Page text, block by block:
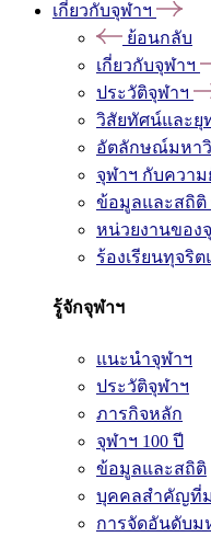
เกี่ยวกับจุฬาฯ
ย้อนกลับ
เกี่ยวกับจุฬาฯ
ประวัติจุฬาฯ
วิสัยทัศน์และยุ
อัตลักษณ์มหา
จุฬาฯ กับความ
ข้อมูลและสถิติ
หน่วยงานของ
ร้องเรียนทุจริ
รู้จักจุฬาฯ
แนะนำจุฬาฯ
ประวัติจุฬาฯ
ภารกิจหลัก
จุฬาฯ 100 ปี
ข้อมูลและสถิติ
บุคคลสำคัญที่ม
การจัดอันดับม